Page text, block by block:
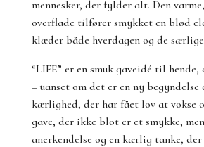
mennesker, der fylder alt. Den
overflade tilfører smykket en blød
klæder både hverdagen og de
“LIFE” er en smuk gaveidé til
– uanset om det er en ny begyndelse
kærlighed, der har fået lov at vokse
gave, der ikke blot er et smykke,
anerkendelse og en kærlig tanke,